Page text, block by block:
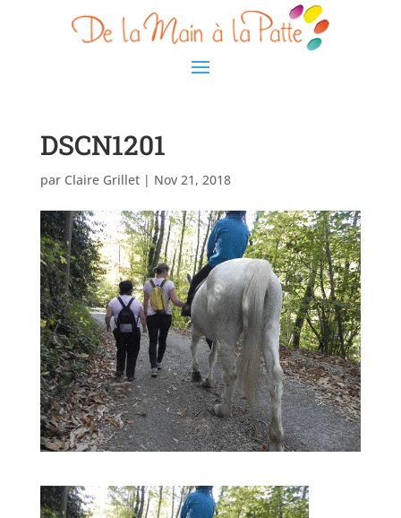
DSCN1201
par Claire Grillet| Nov 21, 2018